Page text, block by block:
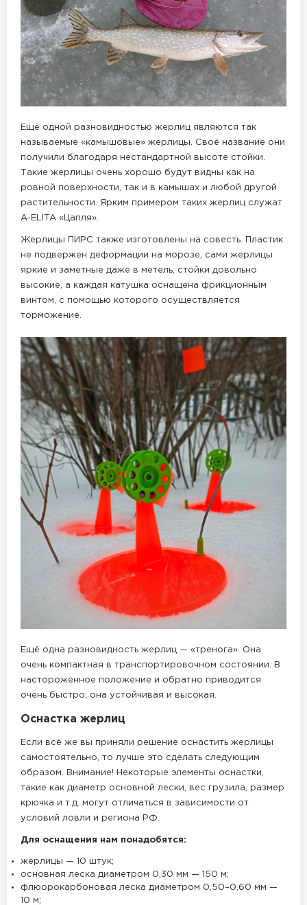
Ещё одной разновидностью жерлиц являются так
называемые «камышовые» жерлицы. Своё название они
получили благодаря нестандартной высоте стойки.
Такие жерлицы очень хорошо будут видны как на
ровной поверхности, так и в камышах и любой другой
растительности. Ярким примером таких жерлиц служат
A-ELITA «Цапля».
Жерлицы ПИРС также изготовлены на совесть. Пластик
не подвержен деформации на морозе, сами жерлицы
яркие и заметные даже в метель, стойки довольно
высокие, а каждая катушка оснащена фрикционным
винтом, с помощью которого осуществляется
торможение.
Ещё одна разновидность жерлиц — «тренога». Она
очень компактная в транспортировочном состоянии. В
настороженное положение и обратно приводится
очень быстро; она устойчивая и высокая.
Оснастка жерлиц
Если всё же вы приняли решение оснастить жерлицы
самостоятельно, то лучше это сделать следующим
образом. Внимание! Некоторые элементы оснастки,
такие как диаметр основной лески, вес грузила, размер
крючка и т.д. могут отличаться в зависимости от
условий ловли и региона РФ.
Для оснащения нам понадобятся:
жерлицы — 10 штук;
основная леска диаметром 0,30 мм — 150 м;
флюорокарбоновая леска диаметром 0,50–0,60 мм —
10 м;